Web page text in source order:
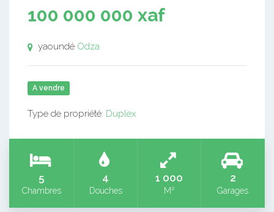
100 000 000 xaf
yaoundé Odza
A vendre
Type de propriété: Duplex
5
Chambres
4
Douches
1 000
M²
2
Garages